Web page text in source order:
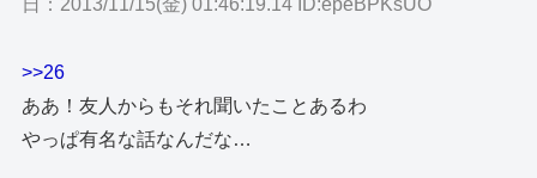
>>26
ああ！友人からもそれ聞いたことあるわ
やっぱ有名な話なんだな…